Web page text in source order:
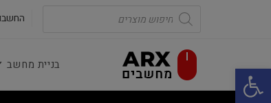
פתח סרגל נגישות
Products
search
בניית מחשב